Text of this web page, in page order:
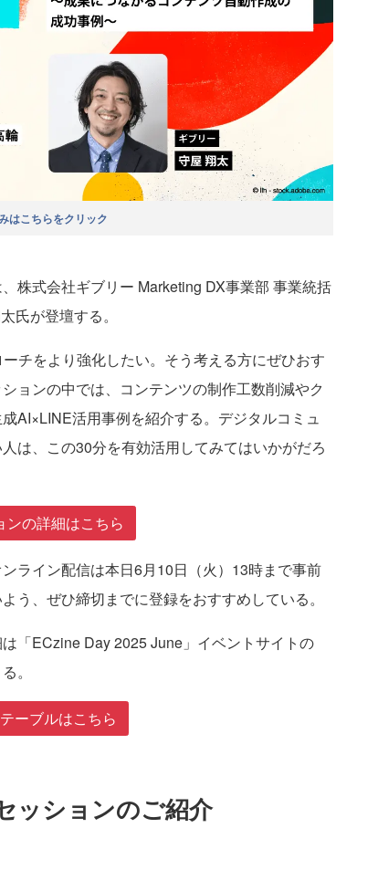
はこちらをクリック
株式会社ギブリー Marketing DX事業部 事業統括
氏が登壇する。
チをより強化したい。そう考える方にぜひおす
ョンの中では、コンテンツの制作工数削減やク
AI×LINE活用事例を紹介する。デジタルコミュ
は、この30分を有効活用してみてはいかがだろ
ンの詳細はこちら
ライン配信は本日6月10日（火）13時まで事前
う、ぜひ締切までに登録をおすすめしている。
「ECzine Day 2025 June」イベントサイトの
。
ーブルはこちら
ッションのご紹介